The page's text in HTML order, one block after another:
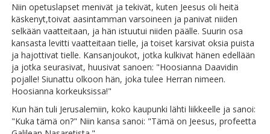
Niin opetuslapset menivät ja tekivät, kuten Jeesus oli heitä
käskenyt,toivat aasintamman varsoineen ja panivat niiden
selkään vaatteitaan, ja hän istuutui niiden päälle. Suurin osa
kansasta levitti vaatteitaan tielle, ja toiset karsivat oksia puista
ja hajottivat tielle. Kansanjoukot, jotka kulkivat hänen edellään
ja jotka seurasivat, huusivat sanoen: "Hoosianna Daavidin
pojalle! Siunattu olkoon hän, joka tulee Herran nimeen.
Hoosianna korkeuksissa!"
Kun hän tuli Jerusalemiin, koko kaupunki lähti liikkeelle ja sanoi:
"Kuka tämä on?" Niin kansa sanoi: "Tämä on Jeesus, profeetta